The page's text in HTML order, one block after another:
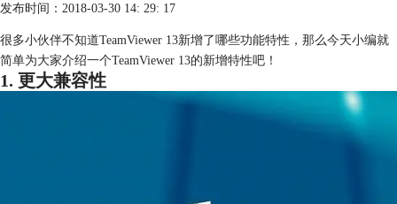
下载
购买
案例
服务
发布时间：2018-03-30 14: 29: 17
很多小伙伴不知道TeamViewer 13新增了哪些功能特性，那么今天小编就
简单为大家介绍一个TeamViewer 13的新增特性吧！
1. 更大兼容性